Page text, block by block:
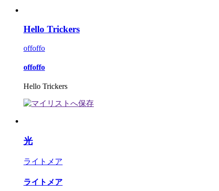
Hello Trickers
offoffo
offoffo
Hello Trickers
光
ライトメア
ライトメア